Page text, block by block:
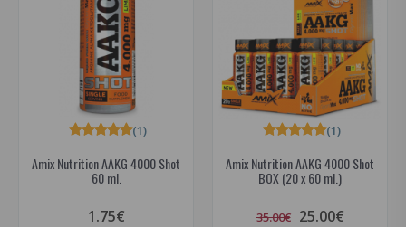
Amix Nutrition AAKG 4000 Shot
60 ml.
(1)
1.75€
Amix Nutrition AAKG 4000 Shot
BOX (20 x 60 ml.)
(1)
35.00€ 25.00€